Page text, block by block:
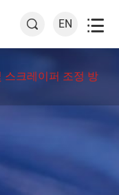
 EN 
스크레이퍼 조정 방